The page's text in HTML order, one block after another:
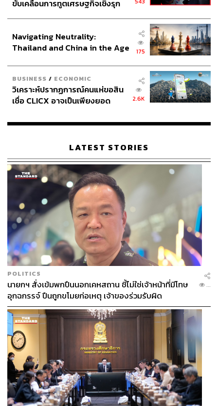
ขับเคลื่อนการทูตเศรษฐกิจเชิงรุก
Navigating Neutrality:
Thailand and China in the Age
175
BUSINESS / ECONOMIC
วิเคราะห์ปรากฏการณ์คนแห่ขอสิน
เชื่อ CLICX อาจเป็นเพียงยอด
เรือนไทยที่ถูกซุกไว้
2.6K
LATEST STORIES
POLITICS
นายกฯ สั่งเข้มพกปืนนอกเคหสถาน ชี้ไม่ใช่เจ้าหน้าที่มีโทษ
อุกฉกรรจ์ ปืนถูกขโมยก่อเหตุ เจ้าของร่วมรับผิด
...